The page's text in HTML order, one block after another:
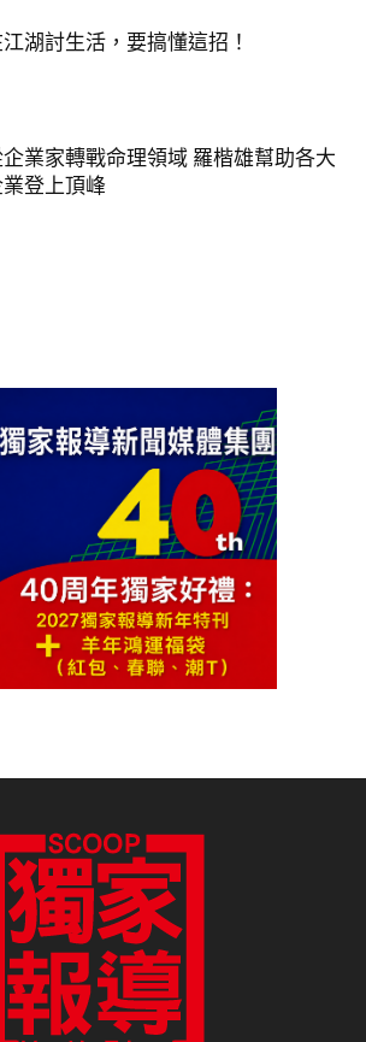
湖討生活，要搞懂這招！
業家轉戰命理領域 羅楷雄幫助各大
登上頂峰